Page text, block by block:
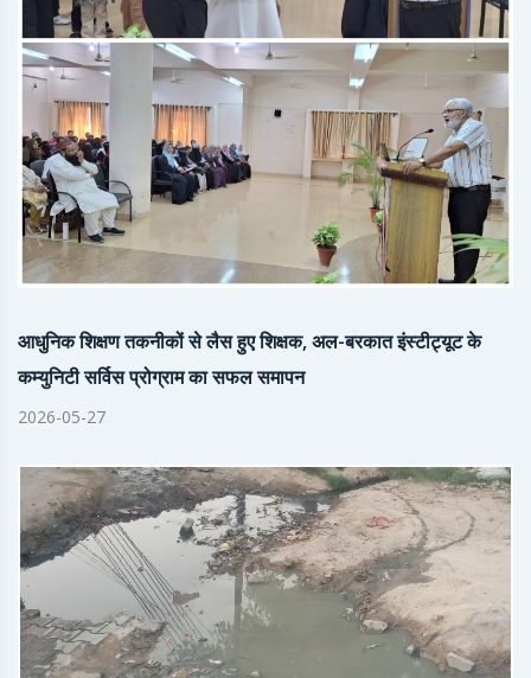
आधुनिक शिक्षण तकनीकों से लैस हुए शिक्षक, अल-बरकात इंस्टीट्यूट के
कम्युनिटी सर्विस प्रोग्राम का सफल समापन
2026-05-27